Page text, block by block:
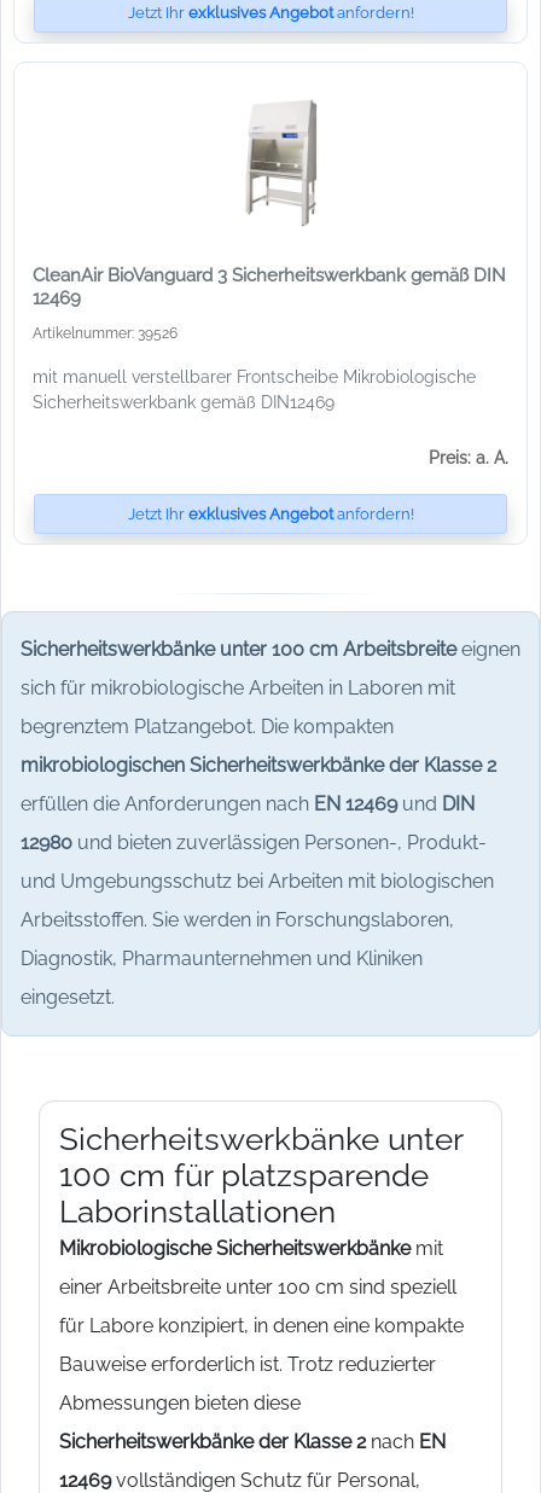
Sicherheitswerkbänke unter 100 cm Arbeitsbreiteeignen
sich für mikrobiologische Arbeiten in Laboren mit
begrenztem Platzangebot. Die kompakten
mikrobiologischen Sicherheitswerkbänke der Klasse 2
erfüllen die Anforderungen nach EN 12469und DIN
12980 und bieten zuverlässigen Personen-, Produkt-
und Umgebungsschutz bei Arbeiten mit biologischen
Arbeitsstoffen. Sie werden in Forschungslaboren,
Diagnostik, Pharmaunternehmen und Kliniken
eingesetzt.
Jetzt Ihr exklusives Angebotanfordern!
CleanAir BioVanguard 3 Sicherheitswerkbank gemäß DIN
12469
Artikelnummer: 39526
mit manuell verstellbarer Frontscheibe Mikrobiologische
Sicherheitswerkbank gemäß DIN12469
Preis: a. A.
Jetzt Ihr exklusives Angebotanfordern!
Sicherheitswerkbänke unter
100 cm für platzsparende
Laborinstallationen
Mikrobiologische Sicherheitswerkbänkemit
einer Arbeitsbreite unter 100 cm sind speziell
für Labore konzipiert, in denen eine kompakte
Bauweise erforderlich ist. Trotz reduzierter
Abmessungen bieten diese
Sicherheitswerkbänke der Klasse 2nach EN
12469vollständigen Schutz für Personal,